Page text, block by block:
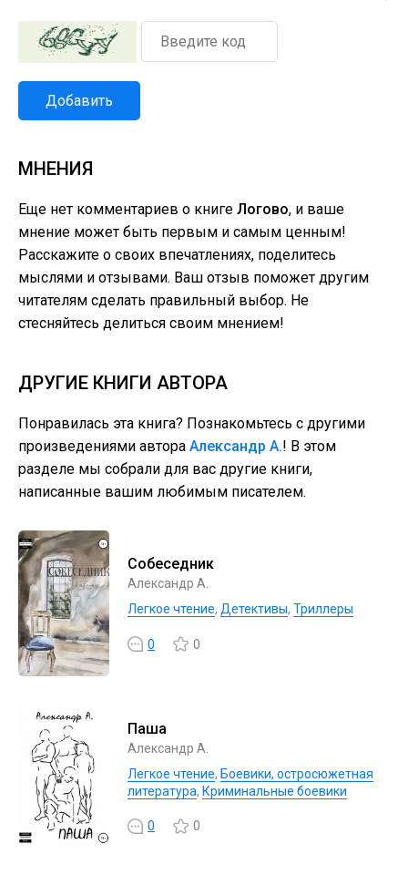
Добавить
МНЕНИЯ
Еще нет комментариев о книге Логово, и ваше
мнение может быть первым и самым ценным!
Расскажите о своих впечатлениях, поделитесь
мыслями и отзывами. Ваш отзыв поможет другим
читателям сделать правильный выбор. Не
стесняйтесь делиться своим мнением!
ДРУГИЕ КНИГИ АВТОРА
Понравилась эта книга? Познакомьтесь с другими
произведениями автора Александр А.! В этом
разделе мы собрали для вас другие книги,
написанные вашим любимым писателем.
Собеседник
Александр А.
Легкое чтение, Детективы, Триллеры
0 0
Паша
Александр А.
Легкое чтение, Боевики, остросюжетная
литература, Криминальные боевики
0 0